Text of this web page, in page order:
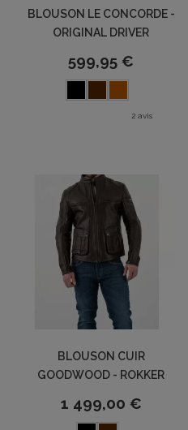
BLOUSON LE CONCORDE -
ORIGINAL DRIVER
599,95 €
2 avis
BLOUSON CUIR
GOODWOOD - ROKKER
1 499,00 €